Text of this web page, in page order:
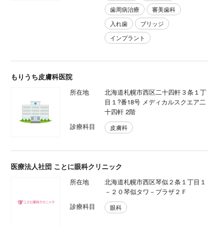
歯周病治療
審美歯科
入れ歯
ブリッジ
インプラント
もりうち皮膚科医院
所在地
北海道札幌市西区二十四軒３条１丁
目１?番18号 メディカルスクエア二
十四軒 2階
診療科目
皮膚科
医療法人社団 ことに眼科クリニック
所在地
北海道札幌市西区琴似２条１丁目１
－２０琴似タワ－プラザ２Ｆ
診療科目
眼科